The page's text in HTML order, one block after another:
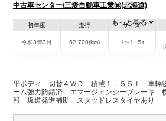
中古車センター/三愛自動車工業㈱(北海道)
初年度
令和3年3月
走行
62,700(km)
サイズ
１t-１.５t
北海道
W:162
H:38
W:169
H:199
もっと見る
平ボディ 切替４ＷＤ 積載１．５５ｔ 車輛
ーム強力防錆済 エマージェンシーブレーキ
報 坂道発進補助 スタッドレスタイヤあり